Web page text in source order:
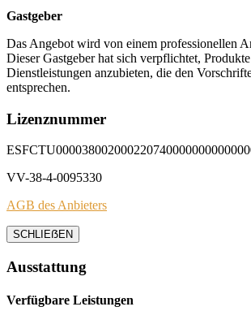
Gastgeber
Das Angebot wird von einem professionellen
Dieser Gastgeber hat sich verpflichtet,
Dienstleistungen anzubieten, die den
entsprechen.
Lizenznummer
VV-38-4-0095330
AGB des Anbieters
SCHLIEẞEN
Ausstattung
Verfügbare Leistungen